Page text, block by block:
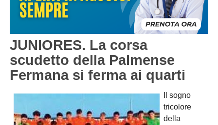
3^ CATEGORIA
JUNIORES. La corsa
scudetto della Palmense
Fermana si ferma ai quarti
Il sogno
tricolore
della